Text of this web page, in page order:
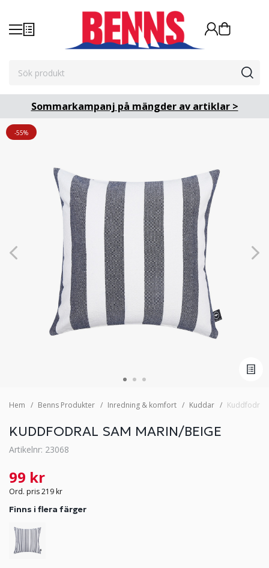
Sommarkampanj på mängder av artiklar >
-55%
Hem Benns Produkter Inredning & komfort Kuddar Kuddfodral
KUDDFODRAL SAM MARIN/BEIGE
Artikelnr: 23068
99 kr
Ord. pris 219 kr
Finns i flera färger